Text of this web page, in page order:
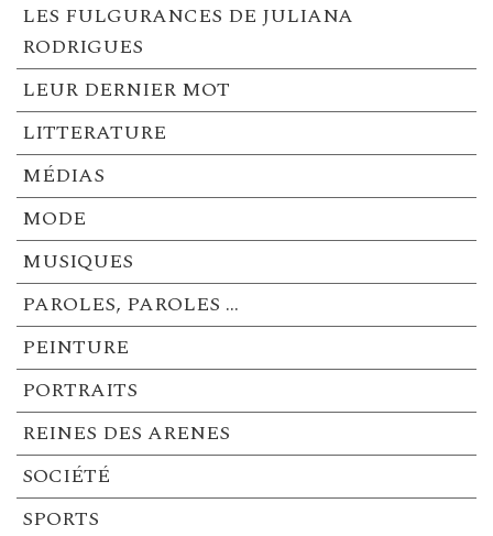
LES FULGURANCES DE JULIANA
RODRIGUES
LEUR DERNIER MOT
LITTERATURE
MÉDIAS
MODE
MUSIQUES
PAROLES, PAROLES …
PEINTURE
PORTRAITS
REINES DES ARENES
SOCIÉTÉ
SPORTS